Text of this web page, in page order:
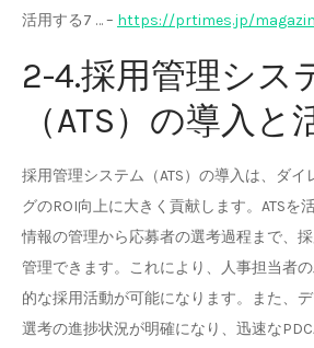
活用する7 … – https://prtimes.jp/
2-4.採用管理シス
（ATS）の導入と
採用管理システム（ATS）の導入は、ダイ
グのROI向上に大きく貢献します。ATSを
情報の管理から応募者の選考過程まで、
管理できます。これにより、人事担当者
的な採用活動が可能になります。また、デ
選考の進捗状況が明確になり、迅速な